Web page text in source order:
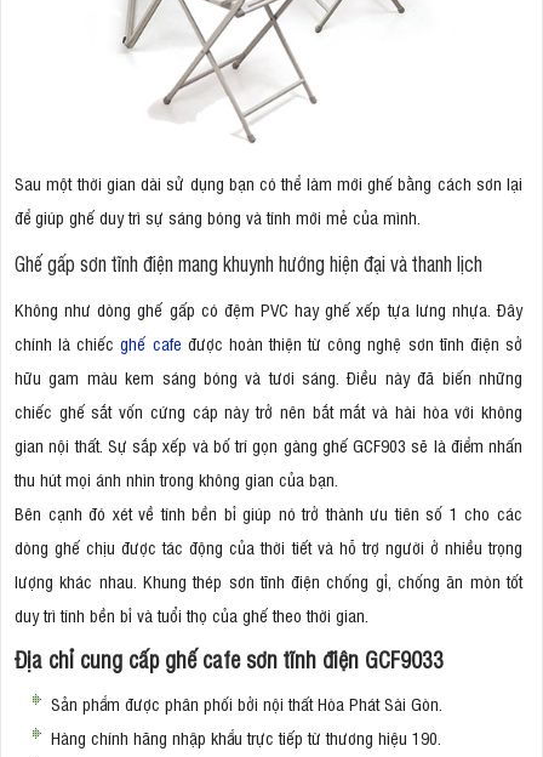
Sau một thời gian dài sử dụng bạn có thể làm mới ghế bằng cách sơn lại
để giúp ghế duy trì sự sáng bóng và tính mới mẻ của mình.
Ghế gấp sơn tĩnh điện mang khuynh hướng hiện đại và thanh lịch
Không như dòng ghế gấp có đệm PVC hay ghế xếp tựa lưng nhựa. Đây
chính là chiếcghế cafe được hoàn thiện từ công nghệ sơn tĩnh điện sở
hữu gam màu kem sáng bóng và tươi sáng. Điều này đã biến những
chiếc ghế sắt vốn cứng cáp này trở nên bắt mắt và hài hòa với không
gian nội thất. Sự sắp xếp và bố trí gọn gàng ghế GCF903 sẽ là điểm nhấn
thu hút mọi ánh nhìn trong không gian của bạn.
Bên cạnh đó xét về tính bền bỉ giúp nó trở thành ưu tiên số 1 cho các
dòng ghế chịu được tác động của thời tiết và hỗ trợ người ở nhiều trọng
lượng khác nhau. Khung thép sơn tĩnh điện chống gỉ, chống ăn mòn tốt
duy trì tính bền bỉ và tuổi thọ của ghế theo thời gian.
Địa chỉ cung cấp ghế cafe sơn tĩnh điện GCF9033
Sản phẩm được phân phối bởi nội thất Hòa Phát Sài Gòn.
Hàng chính hãng nhập khẩu trực tiếp từ thương hiệu 190.